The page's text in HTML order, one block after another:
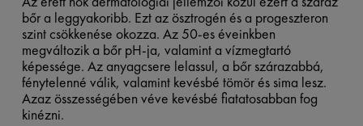
bőr a leggyakoribb. Ezt az ösztrogén és a progeszteron
szint csökkenése okozza. Az 50-es éveinkben
megváltozik a bőr pH-ja, valamint a vízmegtartó
képessége. Az anyagcsere lelassul, a bőr szárazabbá,
fénytelenné válik, valamint kevésbé tömör és sima lesz.
Azaz összességében véve kevésbé fiatatosabban fog
kinézni.